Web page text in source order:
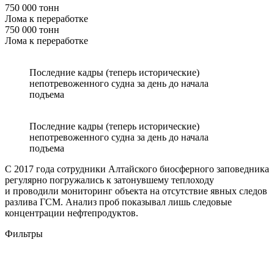
750 000 тонн
Лома к переработке
750 000 тонн
Лома к переработке
Последние кадры (теперь исторические)
непотревоженного судна за день до начала
подъема
Последние кадры (теперь исторические)
непотревоженного судна за день до начала
подъема
С 2017 года сотрудники Алтайского биосферного заповедника
регулярно погружались к затонувшему теплоходу
и проводили мониторинг объекта на отсутствие явных следов
разлива ГСМ. Анализ проб показывал лишь следовые
концентрации нефтепродуктов.
Фильтры